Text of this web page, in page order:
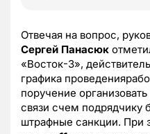
Отвечая на вопрос,
Сергей Панасюк
«Восток-3»,
графика
поручение
связи счем подрядчику
штрафные санкции. При